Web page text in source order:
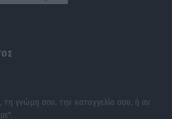
τη γνώμη σου, την καταγγελία σου, ή αν